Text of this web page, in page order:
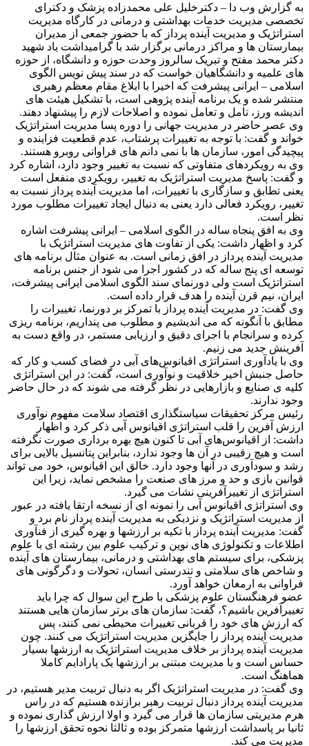
به گزارش وب دا – دکترخلیل علی محمدزاده پزشک و دکترای
تخصصی مدیریت خدمات بهداشتی و درمانی در کارگاه مدیریت
استراتژیک و مدیریت آینده پرداز که با حضور جمعی از مدیران
بیمارستان ها و مراکز درمانی برگزار شد با گرامیداشت یاد شهید
دکتر محمد مفتح و تبریک سالروز وحدت حوزه و دانشگاه، از حوزه
های علمیه و دانشگاهیان خواست که در سند پیش نویس الگوی
اسلامی – ایرانی پیشرفت که اخیرا با ابلاغ مقام معظم رهبری
منتشر شده و یک برنامه آینده پژوهی است، با تشکیل هیئت های
اندیشه ورز، تامل و تعامل نموده و اصلاحات لازم را پیشنهاد دهند.
وی عصر حاضر در مدیریت جهانی را دوره پسا مدیریت استراتژیک
خواند و گفت: با توجه به تغییرات پرشتاب، عدم قطعیت فزاینده و
پیچیدگی امور، سازمان ها با نمی دانم های فراوانی روبرو هستند.
وی به رویکردهای متفاوتی که نسبت به تغییر وجود دارد، اشاره کرد
و گفت: پاسخ مدیریت استراتژیک به تغییر، رویکردی منفعل است
یعنی تطابق و سازگاری با تغییرات، اما مدیریت آینده پرداز نسبت به
تغییر، رویکرد فعالی دارد یعنی به دنبال ایجاد تغییرات مطلوب مورد
نظر است.
وی به افق پنجاه ساله در الگوی اسلامی – ایرانی پیشرفت اشاره
کرد و اظهار داشت: یکی از تفاوت های مدیریت استراتژیک با
مدیریت آینده پرداز در افق زمانی است. به عنوان مثال برنامه های
توسعه ای پنج ساله که در کشور اجرا می شود از جنس برنامه
استراتژیک است ولی دورنمای سند الگوی اسلامی ایرانی پیشرفت،
ایران، نیم قرن آینده را هدف قرار داده است.
وی گفت: در مدیریت آینده پرداز با تمرکز بر دورنما، تغییرات را
مطابق با آنگونه که می اندیشیم و مطلوب می پنداریم، برنامه ریزی
کرده و سرانجام با اجرای دقیق و ارزیابی مستمر، در واقع دست به
آفرینش جدید می زنیم.
وی با یادآوری استراتژی اقیانوس‌های آبی در فضای کسب و کار که
حاصل جنبش اخیر خلاقیت و نوآوری است، گفت: در این استراتژی
کلیه ی صنایع و بازارهایی در نظر گرفته می شوند که در حال حاضر
وجود ندارند.
رئیس مرکز تحقیقات سیاستگذاری اقتصاد سلامت مفهوم نوآوری
ارزش آفرین را قلب استراتژی اقیانوس آبی ذکر کرد و اظهار
داشت: از اقیانوس‌های آبی تا کنون هیچ بهره‌ برداری صورت نگرفته
است و هیچ رقیبی در آن ها وجود ندارد، بنابراین پتانسیل بالایی برای
رشد و سودآوری در آنها وجود دارد. خالق این اقیانوس، خود می‌ تواند
قوانین بازی و حد و مرز های صنعت را مشخص نماید، زیرا این
استراتژی از تغییرآفرینی نشات می گیرد.
وی استراتژی اقیانوس آبی را نمونه ای از نسخه ارتقا یافته در عبور
از مدیریت استراتژیک و نزدیکی به مدیریت آینده پرداز نام برد و
گفت: مدیریت آینده پرداز با تکیه بر ارزشها و بهره گیری از فنآوری
اطلاعات و تکنولوژی های نوین و ترکیب علوم بین رشته ای با علوم
پزشکی، برای سیستم های بهداشتی و درمانی، بیمارستان های آینده
و شاخص های سلامتی و تندرستی انسان، تحولات و دگرگونی های
فراوانی به ارمغان خواهد آورد.
عضو فرهنگستان علوم پزشکی با طرح این سوال که چرا باید
تغییرآفرین باشیم؟، گفت: سازمان های برتر سازمان هایی هستند
که ارزش های خود را قربانی تغییرات محیطی نمی کنند، پس
مدیریت آینده پرداز را جایگزین مدیریت استراتژیک می کنند. چون
مدیریت آینده پرداز بر خلاف مدیریت استراتژیک به ارزشها بسیار
حساس است و با مدیریت مبتنی بر ارزشها یک پارادایم کاملا
هماهنگ است.
وی گفت: در مدیریت استراتژیک اگر به دنبال تربیت مدیر هستیم، در
مدیریت آینده پرداز دنبال تربیت رهبر برازنده هستیم که در راس
هرم مدیریتی سازمان ها قرار می گیرد و اولا ارزش گذاری نموده و
ثانیا بر پاسداشت ارزشها متمرکز بوده و ثالثا نحوه تحقق ارزشها را
مدیریت می کند.